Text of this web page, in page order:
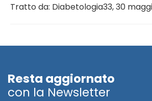
Tratto da: Diabetologia33, 30
Resta aggiornato
con la Newsletter